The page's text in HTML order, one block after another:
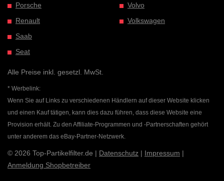
Porsche
Renault
Saab
Seat
Volvo
Volkswagen
Alle Preise inkl. gesetzl. MwSt.
* Werbelink:
Wenn Sie auf Links zu verschiedenen Händlern auf dieser Website klicken
und einen Kauf tätigen, kann dies dazu führen, dass diese Website eine
Provision erhält. Zu den Affiliate-Programmen und -Partnerschaften gehört
unter anderem das eBay-Partner-Netzwerk.
© 2026 Top-Partikelfilter.de | Datenschutz | Impressum |
Anmeldung Shopbetreiber